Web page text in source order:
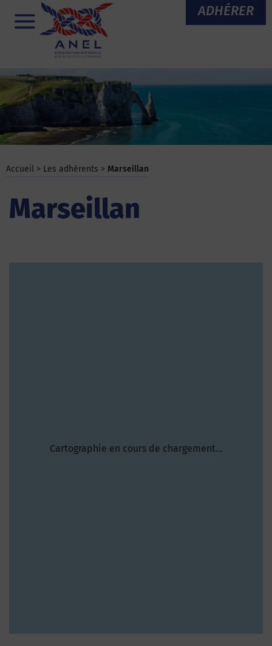
ADHÉRER
Menu
Accueil > Les adhérents > Marseillan
Marseillan
Cartographie en cours de chargement...